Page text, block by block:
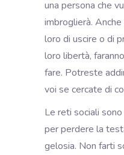
una persona che
imbroglierà.
loro di uscire o di
loro libertà,
fare. Potreste
voi se cercate di
Le reti sociali
per perdere la
gelosia. Non farti